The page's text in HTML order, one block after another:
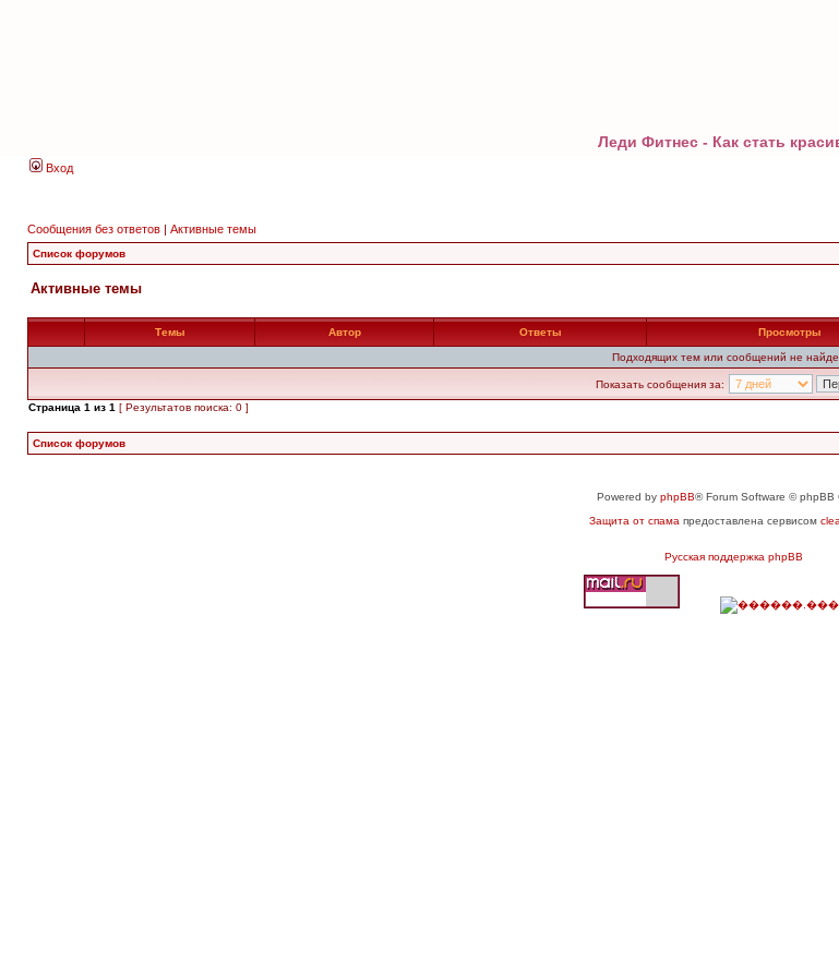
Леди Фитнес - Как стать
Вход
Сообщения без ответов | Активные темы
Список форумов
Активные темы
Темы Автор Ответы Просмотры
Подходящих тем или сообщений не
Показать сообщения за:
Страница 1 из 1 [ Результатов поиска: 0 ]
Список форумов
Powered by phpBB® Forum Software © phpBB
Защита от спама предоставлена сервисом
Русская поддержка phpBB